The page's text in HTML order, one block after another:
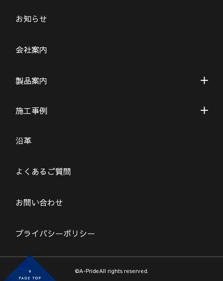
お知らせ
会社案内
製品案内
施工事例
沿革
よくあるご質問
お問い合わせ
プライバシーポリシー
©A-PrideAll rights reserved.